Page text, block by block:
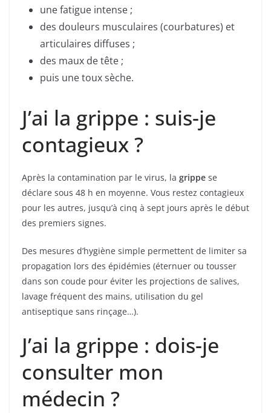
une fatigue intense ;
des douleurs musculaires (courbatures) et
articulaires diffuses ;
des maux de tête ;
puis une toux sèche.
J’ai la grippe : suis-je
contagieux ?
Après la contamination par le virus, la grippe se
déclare sous 48 h en moyenne. Vous restez contagieux
pour les autres, jusqu’à cinq à sept jours après le début
des premiers signes.
Des mesures d’hygiène simple permettent de limiter sa
propagation lors des épidémies (éternuer ou tousser
dans son coude pour éviter les projections de salives,
lavage fréquent des mains, utilisation du gel
antiseptique sans rinçage…).
J’ai la grippe : dois-je
consulter mon
médecin ?